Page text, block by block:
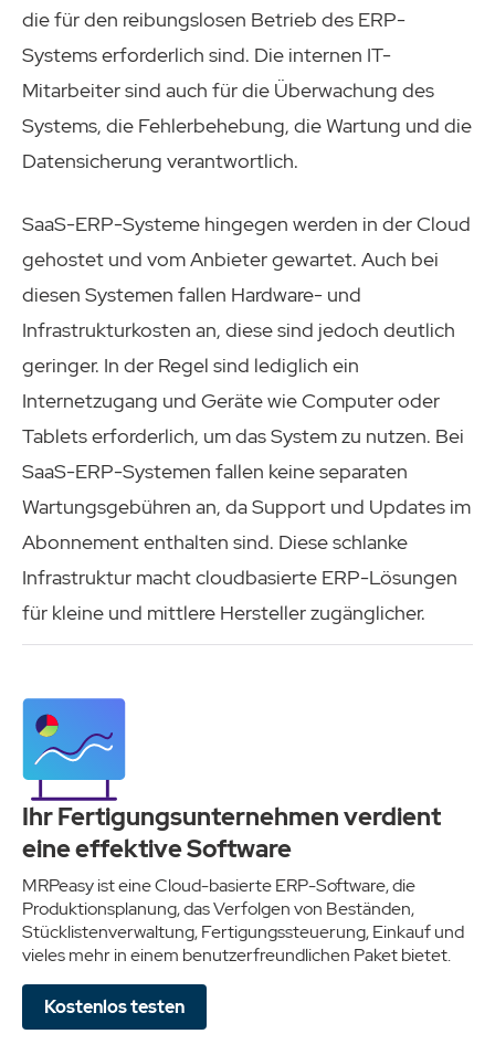
die für den reibungslosen Betrieb des ERP-
Systems erforderlich sind. Die internen IT-
Mitarbeiter sind auch für die Überwachung des
Systems, die Fehlerbehebung, die Wartung und die
Datensicherung verantwortlich.
SaaS-ERP-Systeme hingegen werden in der Cloud
gehostet und vom Anbieter gewartet. Auch bei
diesen Systemen fallen Hardware- und
Infrastrukturkosten an, diese sind jedoch deutlich
geringer. In der Regel sind lediglich ein
Internetzugang und Geräte wie Computer oder
Tablets erforderlich, um das System zu nutzen. Bei
SaaS-ERP-Systemen fallen keine separaten
Wartungsgebühren an, da Support und Updates im
Abonnement enthalten sind. Diese schlanke
Infrastruktur macht cloudbasierte ERP-Lösungen
für kleine und mittlere Hersteller zugänglicher.
Ihr Fertigungsunternehmen verdient
eine effektive Software
MRPeasy ist eine Cloud-basierte ERP-Software, die
Produktionsplanung, das Verfolgen von Beständen,
Stücklistenverwaltung, Fertigungssteuerung, Einkauf und
vieles mehr in einem benutzerfreundlichen Paket bietet.
Kostenlos testen